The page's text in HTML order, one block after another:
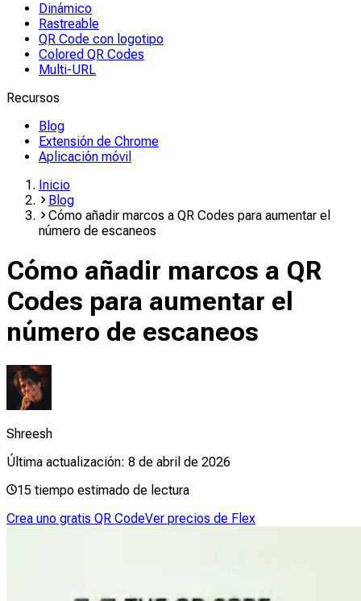
Dinámico
Rastreable
QR Code con logotipo
Colored QR Codes
Multi-URL
Recursos
Blog
Extensión de Chrome
Aplicación móvil
Inicio
Blog
Cómo añadir marcos a QR Codes para aumentar el
número de escaneos
Cómo añadir marcos a QR
Codes para aumentar el
número de escaneos
Shreesh
Última actualización: 8 de abril de 2026
15 tiempo estimado de lectura
Crea uno gratis QR CodeVer precios de Flex